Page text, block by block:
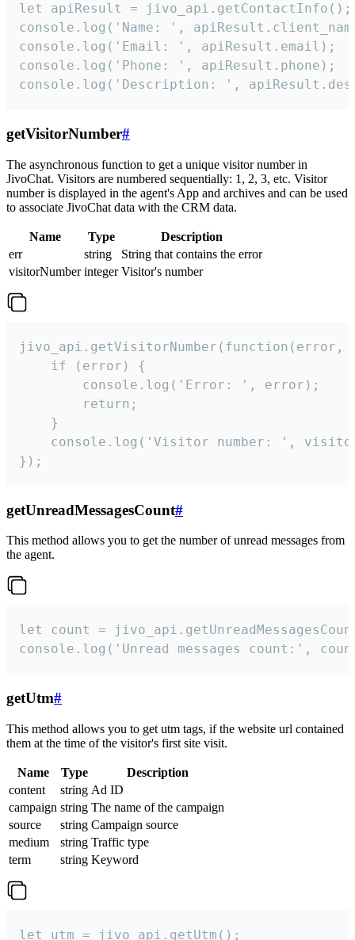
let apiResult = jivo_api.getContactInfo();
console.log('Name: ',
console.log('Email: ', apiResult.email);
console.log('Phone: ', apiResult.phone);
console.log('Description: ',
getVisitorNumber#
The asynchronous function to get a unique visitor number in
JivoChat. Visitors are numbered sequentially: 1, 2, 3, etc. Visitor
number is displayed in the agent's App and archives and can be used
to associate JivoChat data with the CRM data.
Name Type
Description
err
string
String that contains the error
visitorNumber integer Visitor's number
jivo_api.getVisitorNumber(function(error,
    if (error) {
        console.log('Error: ', error);
        return;
    }
console.log('Visitor number: ',
});
getUnreadMessagesCount#
This method allows you to get the number of unread messages from
the agent.
let count =
console.log('Unread messages count:',
getUtm#
This method allows you to get utm tags, if the website url contained
them at the time of the visitor's first site visit.
Name Type
Description
content
string Ad ID
campaign string The name of the campaign
source
string Campaign source
medium
string Traffic type
term
string Keyword
let utm = jivo_api.getUtm();